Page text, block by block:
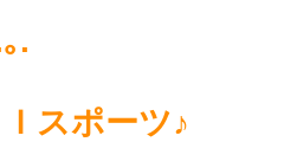
.
スポーツ♪